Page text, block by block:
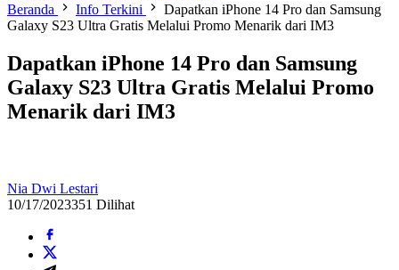
Beranda
Info Terkini
Dapatkan iPhone 14 Pro dan Samsung
Galaxy S23 Ultra Gratis Melalui Promo Menarik dari IM3
Dapatkan iPhone 14 Pro dan Samsung
Galaxy S23 Ultra Gratis Melalui Promo
Menarik dari IM3
Nia Dwi Lestari
10/17/2023351 Dilihat